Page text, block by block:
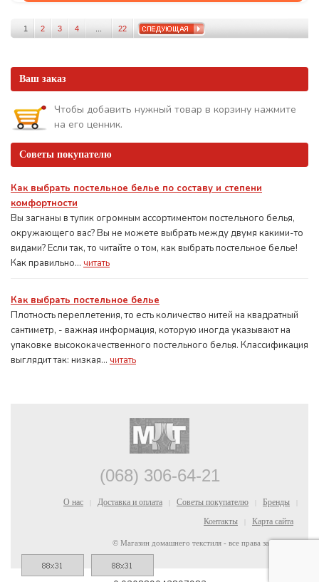
1 2 3 4 22
Ваш заказ
Чтобы добавить нужный товар в корзину нажмите
на его ценник.
Советы покупателю
Как выбрать постельное белье по составу и степени
комфортности
Вы загнаны в тупик огромным ассортиментом постельного белья,
окружающего вас? Вы не можете выбрать между двумя какими-то
видами? Если так, то читайте о том, как выбрать постельное белье!
Как правильно... читать
Как выбрать постельное белье
Плотность переплетения, то есть количество нитей на квадратный
сантиметр, - важная информация, которую иногда указывают на
упаковке высококачественного постельного белья. Классификация
выглядит так: низкая... читать
(068) 306-64-21
О нас Доставка и оплата Советы покупателю Бренды
Контакты Карта сайта
© Магазин домашнего текстиля - все права защищены